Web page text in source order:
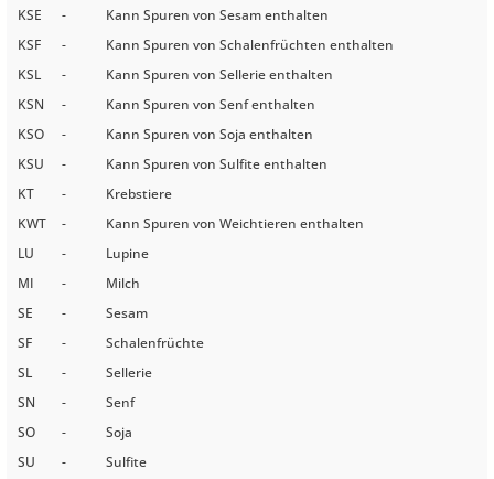
KSE
-
Kann Spuren von Sesam enthalten
KSF
-
Kann Spuren von Schalenfrüchten enthalten
KSL
-
Kann Spuren von Sellerie enthalten
KSN
-
Kann Spuren von Senf enthalten
KSO
-
Kann Spuren von Soja enthalten
KSU
-
Kann Spuren von Sulfite enthalten
KT
-
Krebstiere
KWT
-
Kann Spuren von Weichtieren enthalten
LU
-
Lupine
MI
-
Milch
SE
-
Sesam
SF
-
Schalenfrüchte
SL
-
Sellerie
SN
-
Senf
SO
-
Soja
SU
- Sulfite